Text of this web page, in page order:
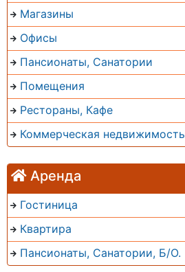
Магазины
Офисы
Пансионаты, Санатории
Помещения
Рестораны, Кафе
Коммерческая недвижимость
Аренда
Гостиница
Квартира
Пансионаты, Санатории, Б/О.